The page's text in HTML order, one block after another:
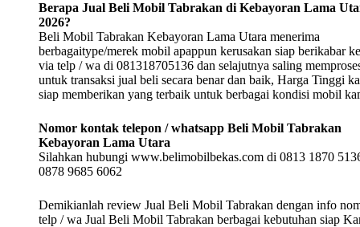
Berapa Jual Beli Mobil Tabrakan di Kebayoran Lama
2026?
Beli Mobil Tabrakan Kebayoran Lama Utara menerima
berbagaitype/merek mobil apappun kerusakan siap berikabar
via telp / wa di 081318705136 dan selajutnya saling
untuk transaksi jual beli secara benar dan baik, Harga Tinggi
siap memberikan yang terbaik untuk berbagai kondisi mobil
Nomor kontak telepon / whatsapp Beli Mobil Tabrakan
Kebayoran Lama Utara
Silahkan hubungi www.belimobilbekas.com di 0813 1870
0878 9685 6062
Demikianlah review Jual Beli Mobil Tabrakan dengan info
telp / wa Jual Beli Mobil Tabrakan berbagai kebutuhan siap